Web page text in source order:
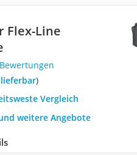
Flex-Line
lieferbar)
Vergleich
weitere Angebote